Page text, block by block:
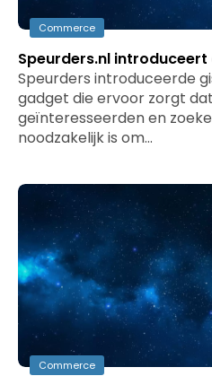
Commerce
Speurders.nl introduceert
Speurders introduceerde
gadget die ervoor zorgt
geïnteresseerden en
noodzakelijk is om…
Commerce